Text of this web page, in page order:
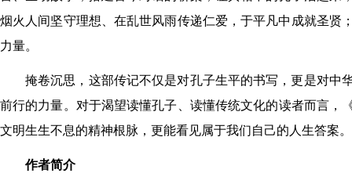
烟火人间坚守理想、在乱世风雨传递仁爱，于平凡中成就圣
力量。
掩卷沉思，这部传记不仅是对孔子生平的书写，更是对中
前行的力量。对于渴望读懂孔子、读懂传统文化的读者而言
文明生生不息的精神根脉，更能看见属于我们自己的人生答案。
作者简介